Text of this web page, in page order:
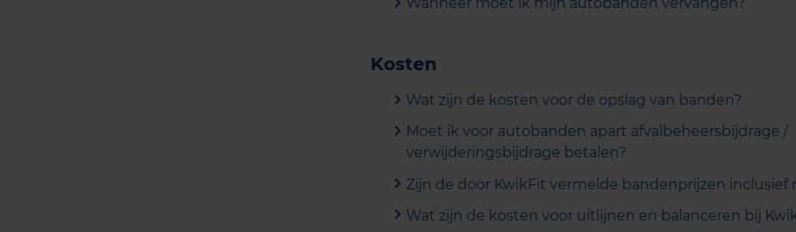
Kosten
Wat zijn de kosten voor de opslag van banden?
Moet ik voor autobanden apart afvalbeheersbijdrage /
verwijderingsbijdrage betalen?
Zijn de door KwikFit vermelde bandenprijzen inclusief
Wat zijn de kosten voor uitlijnen en balanceren bij